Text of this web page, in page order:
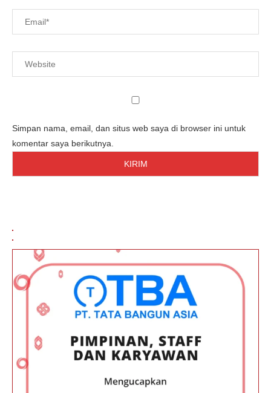
Simpan nama, email, dan situs web saya di browser ini untuk
komentar saya berikutnya.